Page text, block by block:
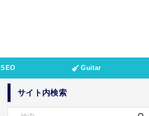
SEO Guitar
サイト内検索